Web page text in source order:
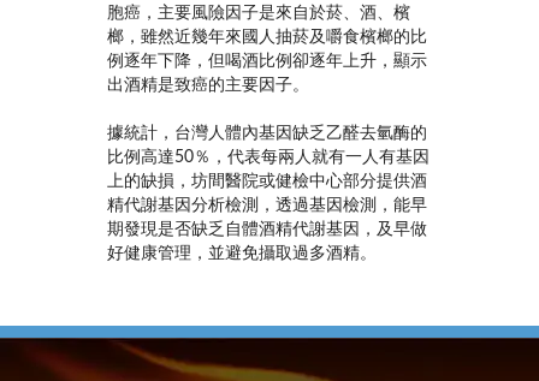
胞癌，主要風險因子是來自於菸、酒、檳
榔，雖然近幾年來國人抽菸及嚼食檳榔的比
例逐年下降，但喝酒比例卻逐年上升，顯示
出酒精是致癌的主要因子。
據統計，台灣人體內基因缺乏乙醛去氫酶的
比例高達50％，代表每兩人就有一人有基因
上的缺損，坊間醫院或健檢中心部分提供酒
精代謝基因分析檢測，透過基因檢測，能早
期發現是否缺乏自體酒精代謝基因，及早做
好健康管理，並避免攝取過多酒精。